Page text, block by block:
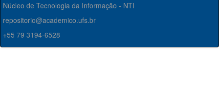
Núcleo de Tecnologia da Informação - NTI
repositorio@academico.ufs.br
+55 79 3194-6528